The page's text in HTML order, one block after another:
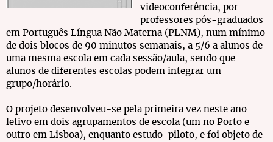
videoconferência, por
professores pós-graduados
em Português Língua Não Materna (PLNM), num mínimo
de dois blocos de 90 minutos semanais, a 5/6 a alunos de
uma mesma escola em cada sessão/aula, sendo que
alunos de diferentes escolas podem integrar um
grupo/horário.
O projeto desenvolveu-se pela primeira vez neste ano
letivo em dois agrupamentos de escola (um no Porto e
outro em Lisboa), enquanto estudo-piloto, e foi objeto de